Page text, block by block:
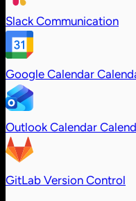
Slack Communication
Google Calendar
Outlook Calendar
GitLab Version Control